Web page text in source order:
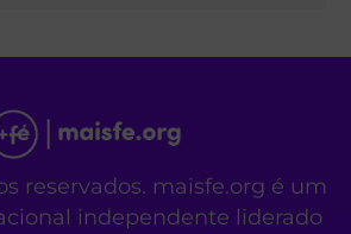
reservados. maisfe.org é um
independente liderado